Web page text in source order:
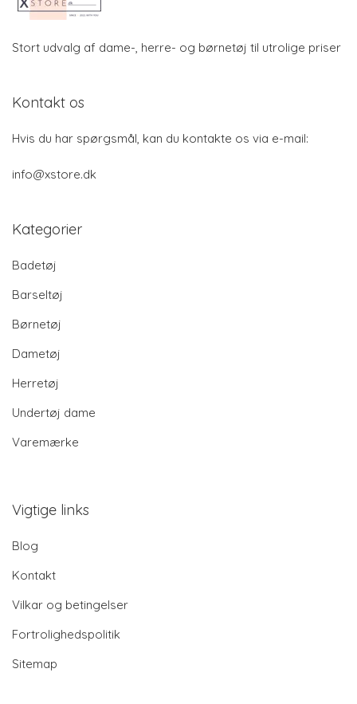
Stort udvalg af dame-, herre- og børnetøj til utrolige priser
Kontakt os
Hvis du har spørgsmål, kan du kontakte os via e-mail:
info@xstore.dk
Kategorier
Badetøj
Barseltøj
Børnetøj
Dametøj
Herretøj
Undertøj dame
Varemærke
Vigtige links
Blog
Kontakt
Vilkar og betingelser
Fortrolighedspolitik
Sitemap